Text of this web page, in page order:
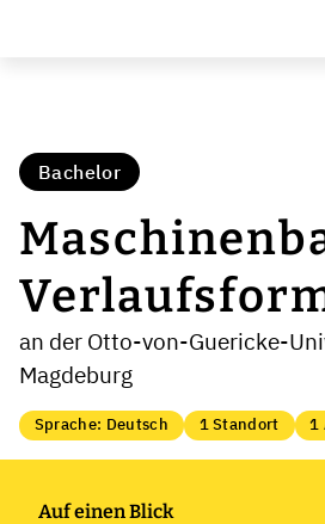
Bachelor
an der Otto-von-Guericke-
Magdeburg
Sprache: Deutsch 1 Standort 1
Auf einen Blick